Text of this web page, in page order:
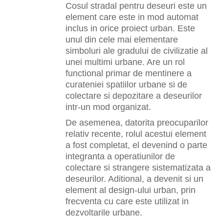
Cosul stradal pentru deseuri este un
element care este in mod automat
inclus in orice proiect urban. Este
unul din cele mai elementare
simboluri ale gradului de civilizatie al
unei multimi urbane. Are un rol
functional primar de mentinere a
curateniei spatiilor urbane si de
colectare si depozitare a deseurilor
intr-un mod organizat.
De asemenea, datorita preocuparilor
relativ recente, rolul acestui element
a fost completat, el devenind o parte
integranta a operatiunilor de
colectare si strangere sistematizata a
deseurilor. Aditional, a devenit si un
element al design-ului urban, prin
frecventa cu care este utilizat in
dezvoltarile urbane.